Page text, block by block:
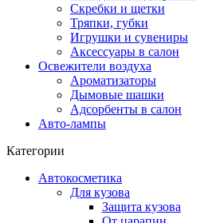
Скребки и щетки
Тряпки, губки
Игрушки и сувениры
Аксессуары в салон
Освежители воздуха
Ароматизаторы
Дымовые шашки
Адсорбенты в салон
Авто-лампы
Категории
Автокосметика
Для кузова
Защита кузова